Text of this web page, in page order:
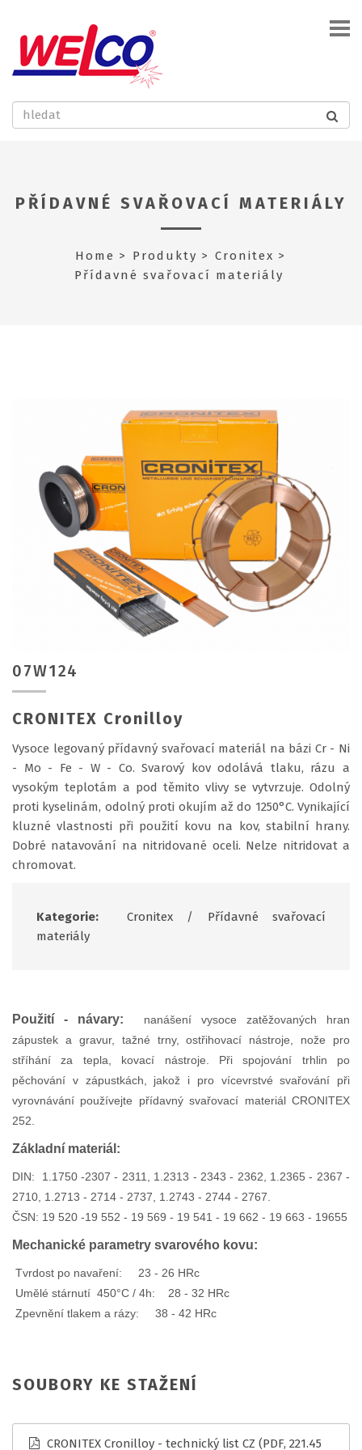
PŘÍDAVNÉ SVAŘOVACÍ MATERIÁLY
Home Produkty
Cronitex
Přídavné svařovací materiály
07W124
CRONITEX Cronilloy
Vysoce legovaný přídavný svařovací materiál na bázi Cr - Ni
- Mo - Fe - W - Co. Svarový kov odolává tlaku, rázu a
vysokým teplotám a pod těmito vlivy se vytvrzuje. Odolný
proti kyselinám, odolný proti okujím až do 1250°C. Vynikající
kluzné vlastnosti při použití kovu na kov, stabilní hrany.
Dobré natavování na nitridované oceli. Nelze nitridovat a
chromovat.
Kategorie: Cronitex/
Přídavné svařovací
materiály
Použití - návary: nanášení vysoce zatěžovaných hran
zápustek a gravur, tažné trny, ostřihovací nástroje, nože pro
stříhání za tepla, kovací nástroje. Při spojování trhlin po
pěchování v zápustkách, jakož i pro vícevrstvé svařování při
vyrovnávání používejte přídavný svařovací materiál CRONITEX
252.
Základní materiál:
DIN: 1.1750 -2307 - 2311, 1.2313 - 2343 - 2362, 1.2365 - 2367 -
2710, 1.2713 - 2714 - 2737, 1.2743 - 2744 - 2767.
ČSN: 19 520 -19 552 - 19 569 - 19 541 - 19 662 - 19 663 - 19655
Mechanické parametry svarového kovu:
Tvrdost po navaření: 23 - 26 HRc
Umělé stárnutí 450°C / 4h: 28 - 32 HRc
Zpevnění tlakem a rázy: 38 - 42 HRc
SOUBORY KE STAŽENÍ
CRONITEX Cronilloy - technický list CZ (PDF, 221.45